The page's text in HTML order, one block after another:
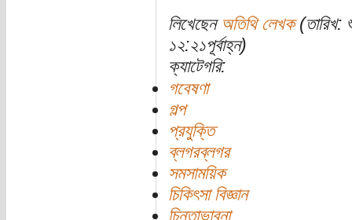
লিখেছেন অতিথি লেখক(তারিখ:
১২:২১পূর্বাহ্ন)
ক্যাটেগরি:
গবেষণা
গল্প
প্রযুক্তি
ব্লগরব্লগর
সমসাময়িক
চিকিৎসা বিজ্ঞান
চিন্তাভাবনা